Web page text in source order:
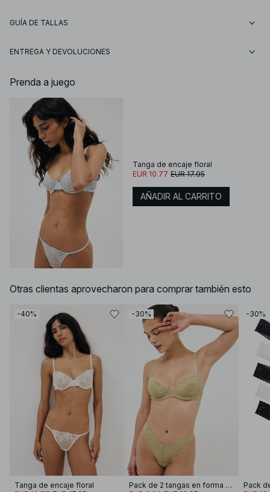
GUÍA DE TALLAS
ENTREGA Y DEVOLUCIONES
Prenda a juego
Tanga de encaje floral
EUR 10.77 EUR 17.95
AÑADIR AL CARRITO
Otras clientas aprovecharon para comprar también esto
-40%
Tanga de encaje floral
-30%
Pack de 2 tangas en forma de V
-30%